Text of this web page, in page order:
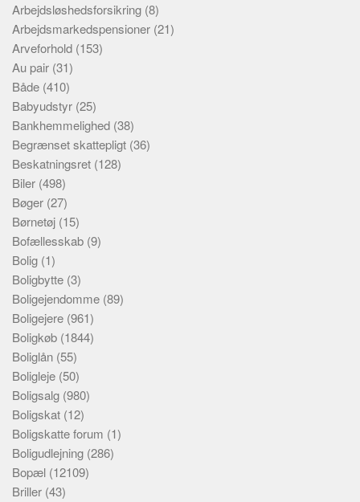
Arbejdsløshedsforsikring (8)
Arbejdsmarkedspensioner (21)
Arveforhold (153)
Au pair (31)
Både (410)
Babyudstyr (25)
Bankhemmelighed (38)
Begrænset skattepligt (36)
Beskatningsret (128)
Biler (498)
Bøger (27)
Børnetøj (15)
Bofællesskab (9)
Bolig (1)
Boligbytte (3)
Boligejendomme (89)
Boligejere (961)
Boligkøb (1844)
Boliglån (55)
Boligleje (50)
Boligsalg (980)
Boligskat (12)
Boligskatte forum (1)
Boligudlejning (286)
Bopæl (12109)
Briller (43)